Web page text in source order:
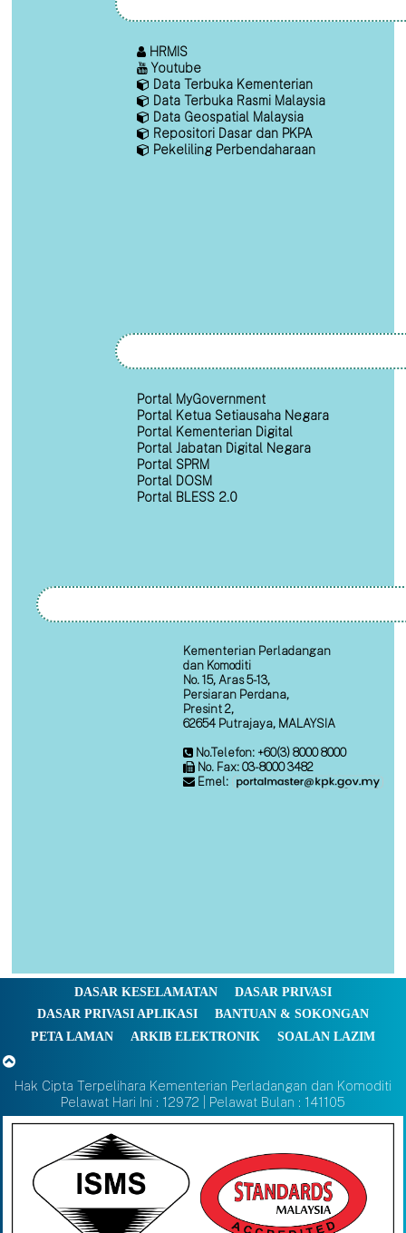
HRMIS
Youtube
Data Terbuka Kementerian
Data Terbuka Rasmi Malaysia
Data Geospatial Malaysia
Repositori Dasar dan PKPA
Pekeliling Perbendaharaan
Portal MyGovernment
Portal Ketua Setiausaha Negara
Portal Kementerian Digital
Portal Jabatan Digital Negara
Portal SPRM
Portal DOSM
Portal BLESS 2.0
Kementerian Perladangan
dan Komoditi
No. 15, Aras 5-13,
Persiaran Perdana,
Presint 2,
62654 Putrajaya, MALAYSIA
No.Telefon: +60(3) 8000 8000
No. Fax: 03-8000 3482
Emel:
DASAR KESELAMATAN
DASAR PRIVASI
DASAR PRIVASI APLIKASI
BANTUAN & SOKONGAN
PETA LAMAN
ARKIB ELEKTRONIK SOALAN LAZIM
Hak Cipta Terpelihara Kementerian Perladangan dan Komoditi
Pelawat Hari Ini : 12972 | Pelawat Bulan : 141105